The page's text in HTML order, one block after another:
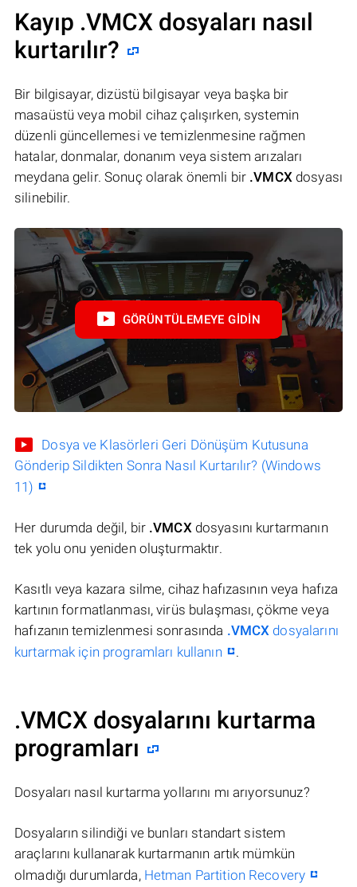
Kayıp .VMCX dosyaları nasıl
kurtarılır?
Bir bilgisayar, dizüstü bilgisayar veya başka bir
masaüstü veya mobil cihaz çalışırken, systemin
düzenli güncellemesi ve temizlenmesine rağmen
hatalar, donmalar, donanım veya sistem arızaları
meydana gelir. Sonuç olarak önemli bir .VMCX dosyası
silinebilir.
GÖRÜNTÜLEMEYE GIDIN
Dosya ve Klasörleri Geri Dönüşüm Kutusuna
Gönderip Sildikten Sonra Nasıl Kurtarılır? (Windows
11)
Her durumda değil, bir .VMCXdosyasını kurtarmanın
tek yolu onu yeniden oluşturmaktır.
Kasıtlı veya kazara silme, cihaz hafızasının veya hafıza
kartının formatlanması, virüs bulaşması, çökme veya
hafızanın temizlenmesi sonrasında .VMCX dosyalarını
kurtarmak için programları kullanın
.
.VMCX dosyalarını kurtarma
programları
Dosyaları nasıl kurtarma yollarını mı arıyorsunuz?
Dosyaların silindiği ve bunları standart sistem
araçlarını kullanarak kurtarmanın artık mümkün
olmadığı durumlarda, Hetman Partition Recovery